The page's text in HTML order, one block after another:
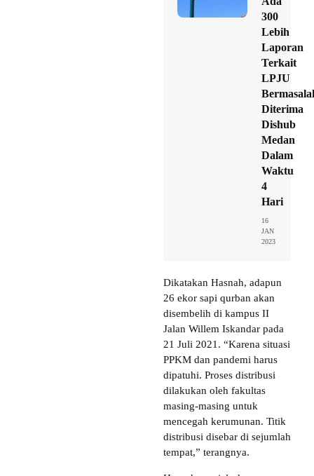
300
Lebih
Laporan
Terkait
LPJU
Diterima
Dishub
Medan
Dalam
Waktu
4
Hari
16
JAN
2023
Dikatakan Hasnah, adapun
26 ekor sapi qurban akan
disembelih di kampus II
Jalan Willem Iskandar pada
21 Juli 2021. “Karena situasi
PPKM dan pandemi harus
dipatuhi. Proses distribusi
dilakukan oleh fakultas
masing-masing untuk
mencegah kerumunan. Titik
distribusi disebar di sejumlah
tempat,” terangnya.